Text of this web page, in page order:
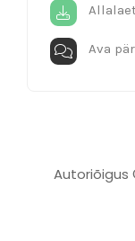
Ava
Autoriõigus